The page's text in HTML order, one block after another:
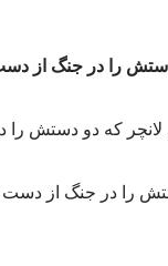
را در جنگ از
را در جنگ از دست